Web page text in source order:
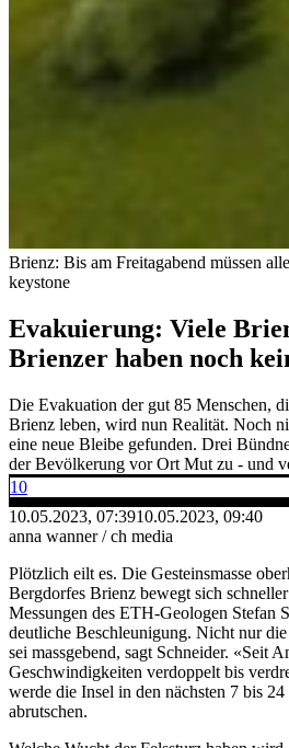
Brienz: Bis am Freitagabend müssen
keystone
Evakuierung: Viele
Brienzer haben noch
Die Evakuation der gut 85 Menschen,
Brienz leben, wird nun Realität. Noch
eine neue Bleibe gefunden. Drei
der Bevölkerung vor Ort Mut zu - und
10
10.05.2023, 07:3910.05.2023, 09:40
anna wanner / ch media
Plötzlich eilt es. Die Gesteinsmasse
Bergdorfes Brienz bewegt sich
Messungen des ETH-Geologen Stefan
deutliche Beschleunigung. Nicht nur
sei massgebend, sagt Schneider. «Seit
Geschwindigkeiten verdoppelt bis
werde die Insel in den nächsten 7 bis 24
abrutschen.